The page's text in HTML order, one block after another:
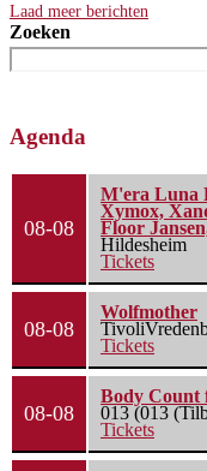
Laad meer berichten
Zoeken
Agenda
08-08
M'era Luna
Xymox,
Floor
Hildesheim
Tickets
08-08
Wolfmother
Tickets
08-08
Body Count
013 (013
Tickets